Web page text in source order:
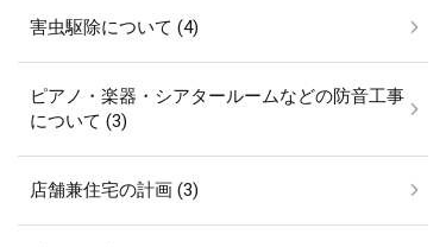
害虫駆除について (4)
ピアノ・楽器・シアタールームなどの防音工事
について (3)
店舗兼住宅の計画 (3)